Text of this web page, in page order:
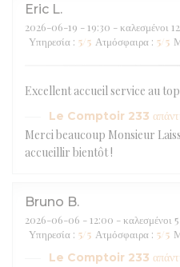
Eric L
2026-06-19 - 19:30 - καλεσμένοι 12
Υπηρεσία : 5/5 Ατμόσφαιρα : 5/5
Excellent accueil service au
Le Comptoir 233
Merci beaucoup Monsieur
accueillir bientôt !
Bruno B
2026-06-06 - 12:00 - καλεσμένοι 5
Υπηρεσία : 5/5 Ατμόσφαιρα : 5/5
Le Comptoir 233